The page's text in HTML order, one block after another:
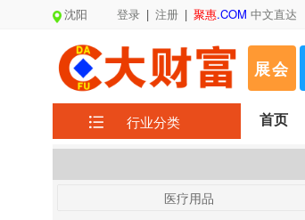
沈阳 登录 | 注册 | 聚惠.COM 中文直达
展会
行业分类 首页
医疗用品